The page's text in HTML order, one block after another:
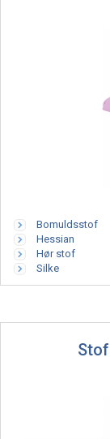
Bomuldsstof
Hessian
Hør stof
Silke